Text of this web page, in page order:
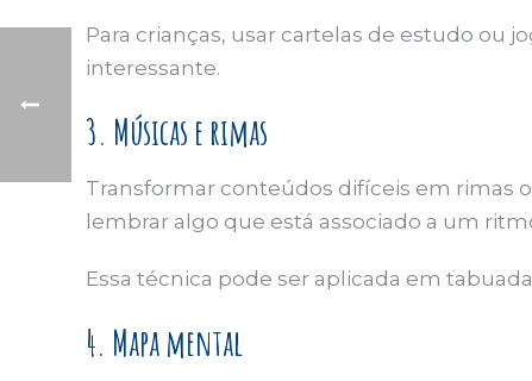
Para crianças, usar cartelas de estudo ou
interessante.
3. Músicas e rimas
Transformar conteúdos difíceis em rimas
lembrar algo que está associado a um
Essa técnica pode ser aplicada em
4. Mapa mental